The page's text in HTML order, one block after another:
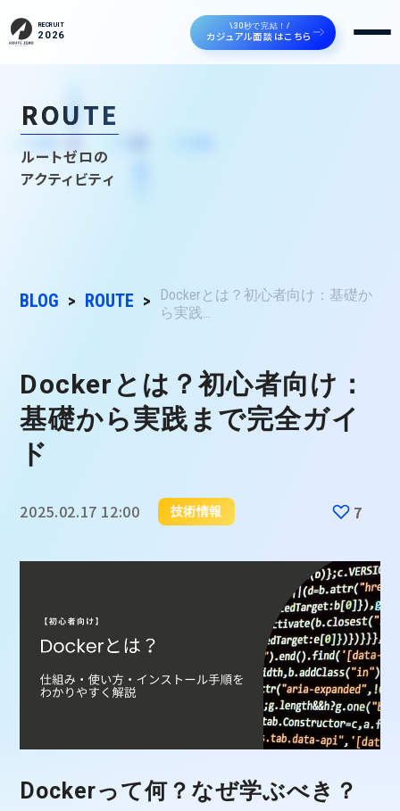
RECRUIT
2026
\30秒で完結！/
カジュアル面談はこちら
ROUTE
ルートゼロの
アクティビティ
BLOG ROUTE
Dockerとは？初心者向け：基礎か
ら実践...
Dockerとは？初心者向け：
基礎から実践まで完全ガイ
ド
2025.02.17 12:00 技術情報 7
Dockerって何？なぜ学ぶべき？